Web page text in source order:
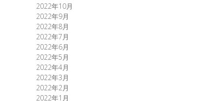
2022年10月
2022年9月
2022年8月
2022年7月
2022年6月
2022年5月
2022年4月
2022年3月
2022年2月
2022年1月